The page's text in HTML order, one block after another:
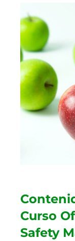
Curso
Safety